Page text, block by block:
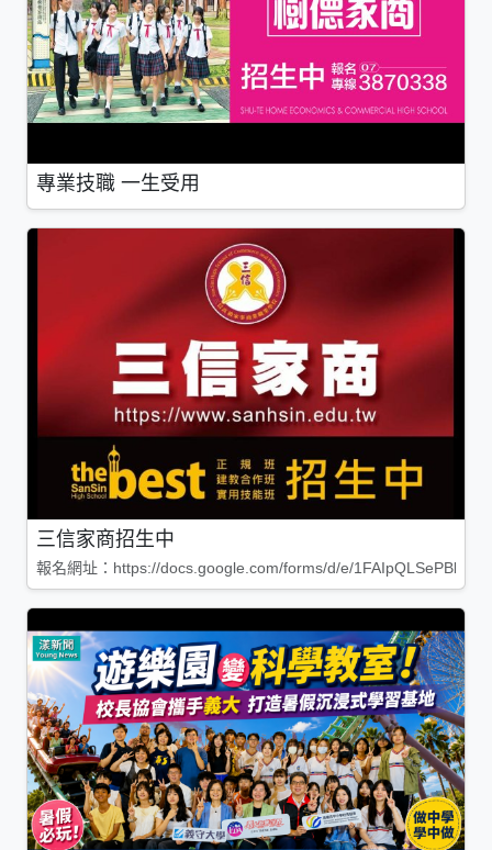
專業技職 一生受用
三信家商招生中
報名網址：https://docs.google.com/forms/d/e/